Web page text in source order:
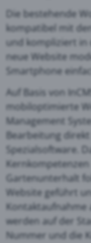
Die bestehende
kompatibel mit
und kompliziert in
neue Website
Smartphone
Auf Basis von
mobiloptimierte
Management
Bearbeitung
Spezialsoftware.
Gartenunterhalt
Website geführt
Kontaktaufnahme
werden auf der
Nummer und die